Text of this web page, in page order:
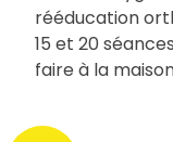
rééducation
15 et 20
faire à la